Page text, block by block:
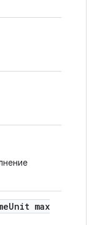
Unit max